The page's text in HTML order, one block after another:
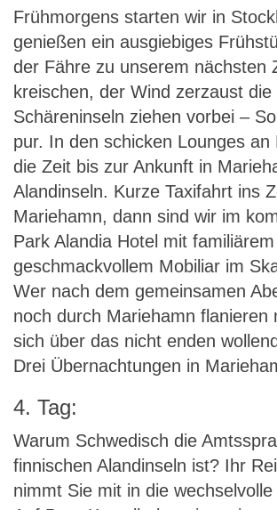
Frühmorgens starten wir in
genießen ein ausgiebiges
der Fähre zu unserem nächsten
kreischen, der Wind zerzaust die
Schäreninseln ziehen vorbei –
pur. In den schicken Lounges an
die Zeit bis zur Ankunft in
Alandinseln. Kurze Taxifahrt ins
Mariehamn, dann sind wir im
Park Alandia Hotel mit
geschmackvollem Mobiliar im
Wer nach dem gemeinsamen
noch durch Mariehamn flanieren
sich über das nicht enden
Drei Übernachtungen in
4. Tag:
Warum Schwedisch die
finnischen Alandinseln ist? Ihr
nimmt Sie mit in die